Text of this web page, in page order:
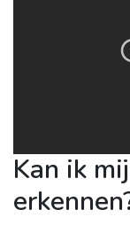
Kan ik